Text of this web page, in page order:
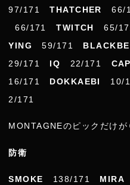
r
97/171THATCHER 66/
66/171TWITCH 65/
YING
59/171
29/171 IQ 22/171
16/171 DOKKAEBI 10/
2/171
MONTAGNEのピックだけが
防衛
SMOKE 138/171 MIRA